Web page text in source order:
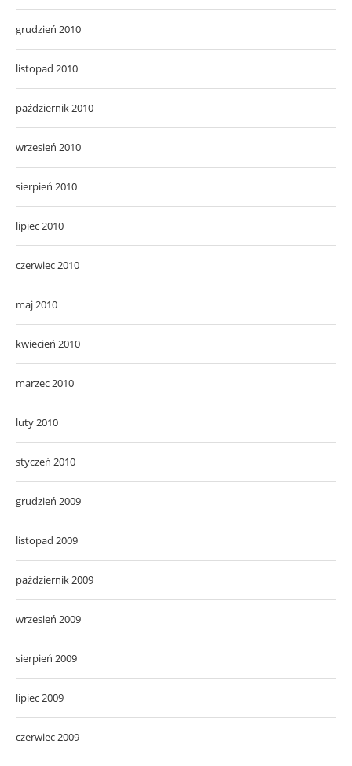
grudzień 2010
listopad 2010
październik 2010
wrzesień 2010
sierpień 2010
lipiec 2010
czerwiec 2010
maj 2010
kwiecień 2010
marzec 2010
luty 2010
styczeń 2010
grudzień 2009
listopad 2009
październik 2009
wrzesień 2009
sierpień 2009
lipiec 2009
czerwiec 2009